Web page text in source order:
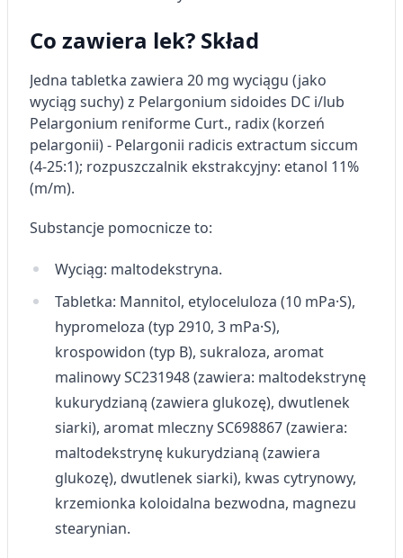
Co zawiera lek? Skład
Jedna tabletka zawiera 20 mg wyciągu (jako
wyciąg suchy) z Pelargonium sidoides DC i/lub
Pelargonium reniforme Curt., radix (korzeń
pelargonii) - Pelargonii radicis extractum siccum
(4-25:1); rozpuszczalnik ekstrakcyjny: etanol 11%
(m/m).
Substancje pomocnicze to:
Wyciąg: maltodekstryna.
Tabletka: Mannitol, etyloceluloza (10 mPa·S),
hypromeloza (typ 2910, 3 mPa·S),
krospowidon (typ B), sukraloza, aromat
malinowy SC231948 (zawiera: maltodekstrynę
kukurydzianą (zawiera glukozę), dwutlenek
siarki), aromat mleczny SC698867 (zawiera:
maltodekstrynę kukurydzianą (zawiera
glukozę), dwutlenek siarki), kwas cytrynowy,
krzemionka koloidalna bezwodna, magnezu
stearynian.